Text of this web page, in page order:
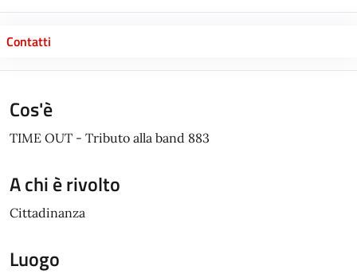
Contatti
Cos'è
TIME OUT - Tributo alla band 883
A chi è rivolto
Cittadinanza
Luogo